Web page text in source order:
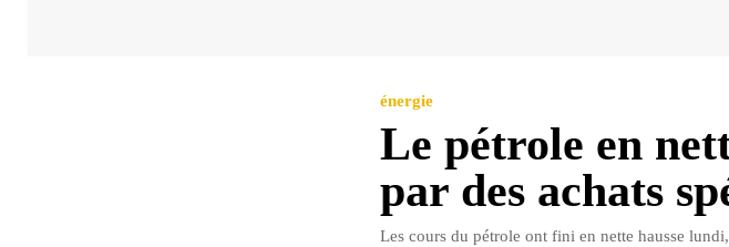
énergie
Le pétrole en
par des achats
Les cours du pétrole ont fini en nette hausse